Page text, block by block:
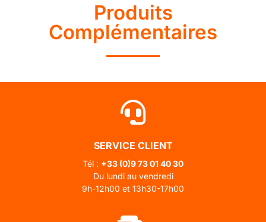
Produits
Complémentaires
SERVICE CLIENT
Tél : +33 (0)9 73 01 40 30
Du lundi au vendredi
9h-12h00 et 13h30-17h00